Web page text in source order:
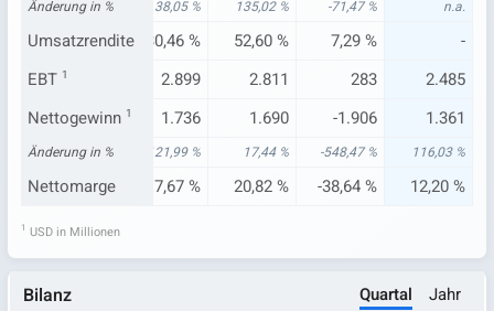
Änderung in %
-39,49 % 38,05 % 135,02 % -71,47 % n.a.
Umsatzrendite
13,56 % 30,46 % 52,60 % 7,29 %
-
EBT 1 2.899 2.811 283
2.485
Nettogewinn 1
630 1.736 1.690 -1.906 1.361
Änderung in %
-23,36 % 121,99 % 17,44 % -548,47 % 116,03 %
Nettomarge
9,24 % 17,67 % 20,82 % -38,64 % 12,20 %
1 USD in Millionen
Bilanz Quartal Jahr